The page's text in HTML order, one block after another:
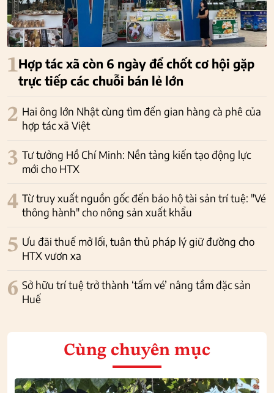
1Hợp tác xã còn 6 ngày để chốt cơ hội gặp
trực tiếp các chuỗi bán lẻ lớn
2 Hai ông lớn Nhật cùng tìm đến gian hàng cà phê của
hợp tác xã Việt
3 Tư tưởng Hồ Chí Minh: Nền tảng kiến tạo động lực
mới cho HTX
4 Từ truy xuất nguồn gốc đến bảo hộ tài sản trí tuệ: "Vé
thông hành" cho nông sản xuất khẩu
5 Ưu đãi thuế mở lối, tuân thủ pháp lý giữ đường cho
HTX vươn xa
6 Sở hữu trí tuệ trở thành ‘tấm vé’ nâng tầm đặc sản
Huế
Cùng chuyên mục